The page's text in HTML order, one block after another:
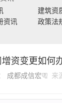
建筑资
资讯
政策法
资变更如何
成都成信宏 来